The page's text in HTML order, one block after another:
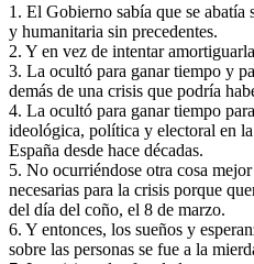
1. El Gobierno sabía que se abatía
y humanitaria sin precedentes.
2. Y en vez de intentar
3. La ocultó para ganar tiempo y
demás de una crisis que podría
4. La ocultó para ganar tiempo
ideológica, política y electoral en
España desde hace décadas.
5. No ocurriéndose otra cosa
necesarias para la crisis porque
del día del coño, el 8 de marzo.
6. Y entonces, los sueños y
sobre las personas se fue a la